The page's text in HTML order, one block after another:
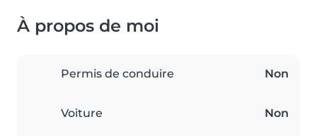
À propos de moi
Permis de conduire Non
Voiture Non